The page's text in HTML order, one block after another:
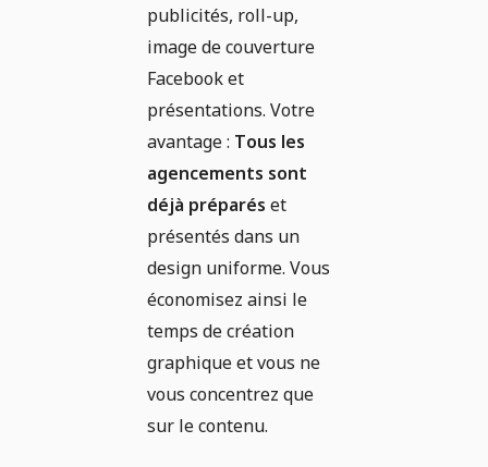
publicités, roll-up,
image de couverture
Facebook et
présentations. Votre
avantage : Tous les
agencements sont
déjà préparés et
présentés dans un
design uniforme. Vous
économisez ainsi le
temps de création
graphique et vous ne
vous concentrez que
sur le contenu.